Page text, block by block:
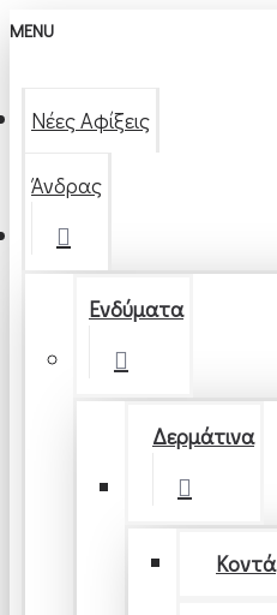
MENU
Νέες Αφίξεις
Άνδρας
Ενδύματα
Δερμάτινα
Κοντά